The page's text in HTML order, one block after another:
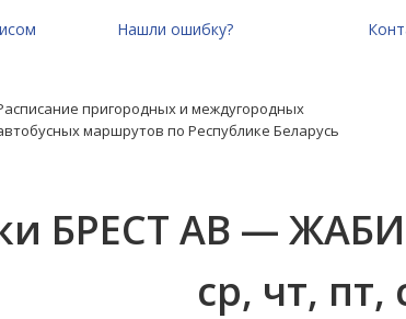
Нашли ошибку?
пригородных и междугородных
маршрутов по Республике Беларусь
БРЕСТ АВ —
ср, чт, пт,